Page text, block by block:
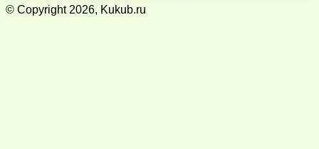
© Copyright 2026, Kukub.ru